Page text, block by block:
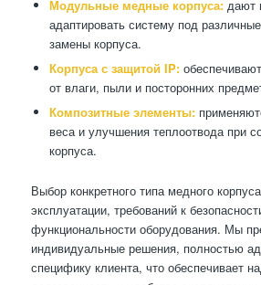
Модульные медные корпуса:дают
адаптировать систему под
замены корпуса.
Корпуса с защитой IP:
от влаги, пыли и посторонних
Композитные элементы:
веса и улучшения теплоотвода при
корпуса.
Выбор конкретного типа медного
эксплуатации, требований к
функциональности оборудования. Мы
индивидуальные решения, полностью
специфику клиента, что обеспечивает